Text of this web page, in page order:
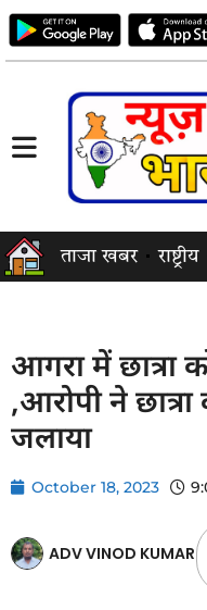
ताजा खबर राष्ट्रीय
आगरा में छात्रा
,आरोपी ने
जलाया
October 18, 2023
ADV VINOD KUMAR